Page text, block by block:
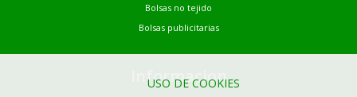
Bolsas no tejido
Bolsas publicitarias
Informacion
USO DE COOKIES